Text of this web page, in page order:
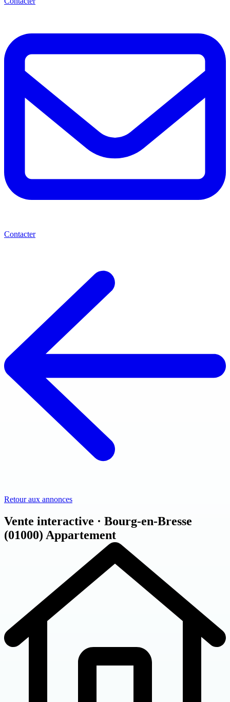
Contacter
Retour aux annonces
Vente interactive · Bourg-en-Bresse
(01000) Appartement